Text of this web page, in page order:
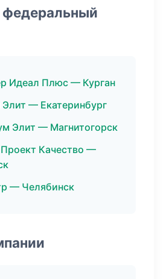
федеральный
Идеал Плюс — Курган
— Екатеринбург
Элит — Магнитогорск
Качество —
— Челябинск